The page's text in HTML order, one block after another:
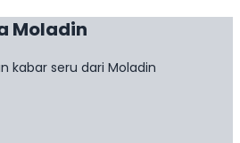
Moladin
kabar seru dari Moladin